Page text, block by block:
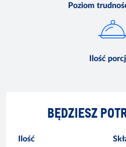
Poziom
Ilość
BĘDZIESZ
Ilość